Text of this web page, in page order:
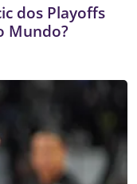
dos Playoffs
Mundo?